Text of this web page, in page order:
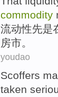
commodity
流动性先是
房市。
youdao
Scoffers
taken